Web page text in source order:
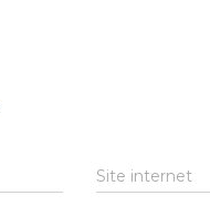
Site internet